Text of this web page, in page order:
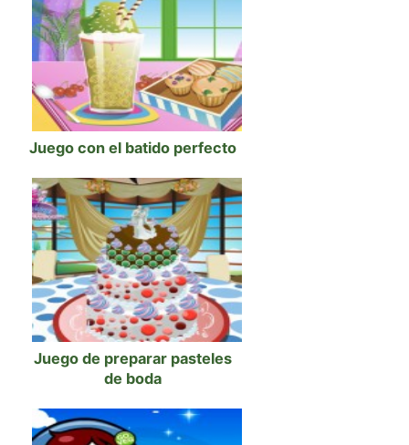
Juego con el batido perfecto
Juego de preparar pasteles
de boda